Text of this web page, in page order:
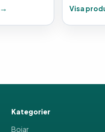
Visa
Kategorier
Bojar